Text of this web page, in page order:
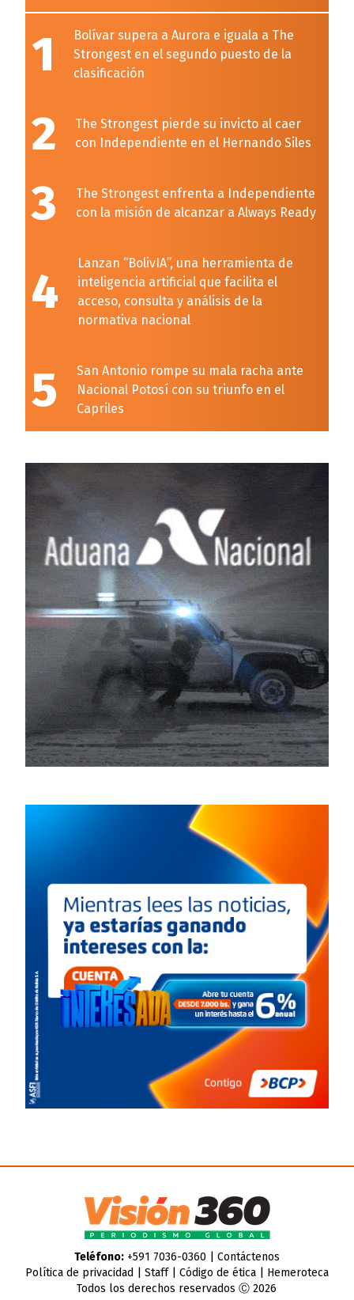
1
Bolívar supera a Aurora e iguala a The
Strongest en el segundo puesto de la
clasificación
2
The Strongest pierde su invicto al caer
con Independiente en el Hernando Siles
3
The Strongest enfrenta a Independiente
con la misión de alcanzar a Always Ready
4
Lanzan “BolivIA”, una herramienta de
inteligencia artificial que facilita el
acceso, consulta y análisis de la
normativa nacional
5
San Antonio rompe su mala racha ante
Nacional Potosí con su triunfo en el
Capriles
Teléfono:+591 7036-0360 | Contáctenos
Política de privacidad
Staff| Código de ética| Hemeroteca
Todos los derechos reservados Ⓒ 2026